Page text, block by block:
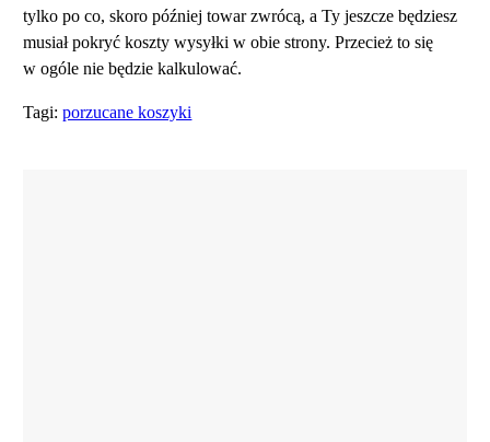
tylko po co, skoro później towar zwrócą, a Ty jeszcze będziesz
musiał pokryć koszty wysyłki w obie strony. Przecież to się
w ogóle nie będzie kalkulować.
Tagi:porzucane koszyki